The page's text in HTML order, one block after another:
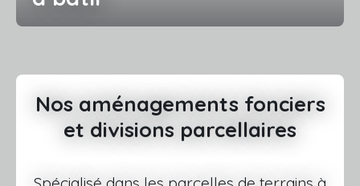
Nos aménagements fonciers
et divisions parcellaires